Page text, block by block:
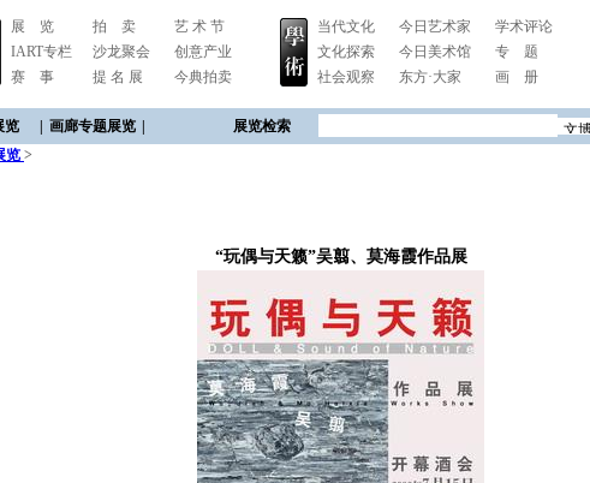
展 览
IART专栏
赛 事
拍 卖
沙龙聚会
提 名 展
艺 术 节
创意产业
今典拍卖
当代文化
文化探索
社会观察
今日艺术家
今日美术馆
东方·大家
学术评论
专 题
画 册
览 画廊专题展览
展览检索
览 >
“玩偶与天籁”吴翦、莫海霞作品展